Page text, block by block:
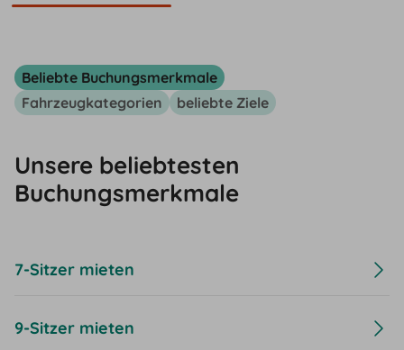
Beliebte Buchungsmerkmale
Fahrzeugkategorien
beliebte Ziele
Unsere beliebtesten
Buchungsmerkmale
7-Sitzer mieten
9-Sitzer mieten